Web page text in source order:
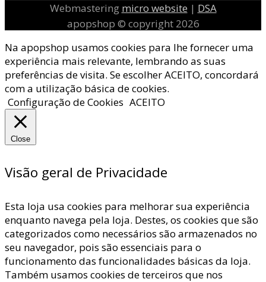
Webmastering micro website | DSA
apopshop © copyright 2026
Na apopshop usamos cookies para lhe fornecer uma
experiência mais relevante, lembrando as suas
preferências de visita. Se escolher ACEITO, concordará
com a utilização básica de cookies.
Configuração de Cookies ACEITO
Close
Visão geral de Privacidade
Esta loja usa cookies para melhorar sua experiência
enquanto navega pela loja. Destes, os cookies que são
categorizados como necessários são armazenados no
seu navegador, pois são essenciais para o
funcionamento das funcionalidades básicas da loja.
Também usamos cookies de terceiros que nos